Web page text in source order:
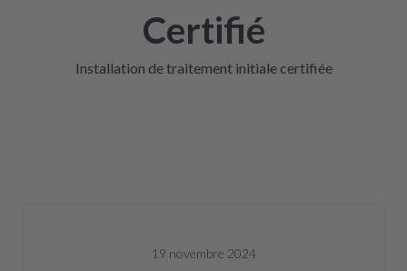
Certifié
Installation de traitement initiale certifiée
19 novembre 2024